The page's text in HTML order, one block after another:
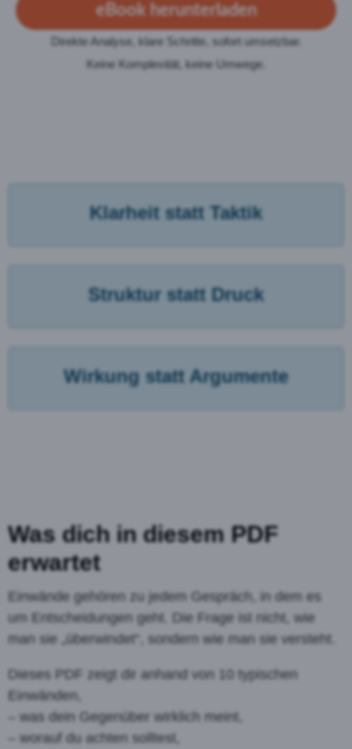
eBook herunterladen
Direkte Analyse, klare Schritte, sofort umsetzbar.
Keine Komplexität, keine Umwege.
Klarheit statt Taktik
Struktur statt Druck
Wirkung statt Argumente
Was dich in diesem PDF
erwartet
Einwände gehören zu jedem Gespräch, in dem es
um Entscheidungen geht. Die Frage ist nicht, wie
man sie „überwindet“, sondern wie man sie versteht.
Dieses PDF zeigt dir anhand von 10 typischen
Einwänden,
– was dein Gegenüber wirklich meint,
– worauf du achten solltest,